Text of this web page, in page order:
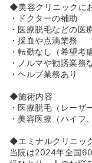
働くことが可能で
したり、週末に連
ベートを重視した
◆現場スタッフか
遅番制度を導入し
おります！
◆最大90％OFFの
つけていくことが
《圧倒的なスピー
◆年齢や社歴に関
職へのスピード昇
◆美容クリニックに
・ドクターの補助
・医療脱毛などの医
・採血や点滴業務
・転勤なし（希望考
・ノルマや勧誘業務
・ヘルプ業務あり
◆施術内容
・医療脱毛（レーザ
・美容医療（ハイフ
◆エミナルクリニッ
当院は2024年全国